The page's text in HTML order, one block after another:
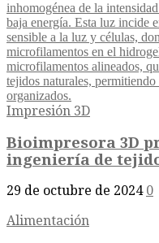
Impresión 3D
Bioimpresora 3D
ingeniería de
29 de octubre de 2024 0
Alimentación